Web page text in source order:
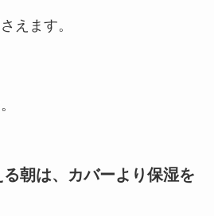
えます。
朝は、カバーより保湿を